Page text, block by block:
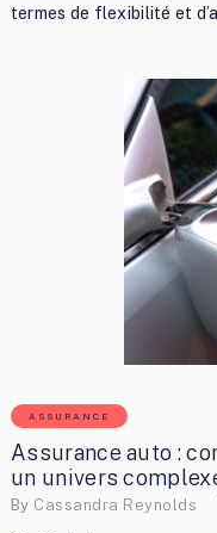
termes de flexibilité et
ASSURANCE
Assurance auto :
un univers
By Cassandra Reynolds